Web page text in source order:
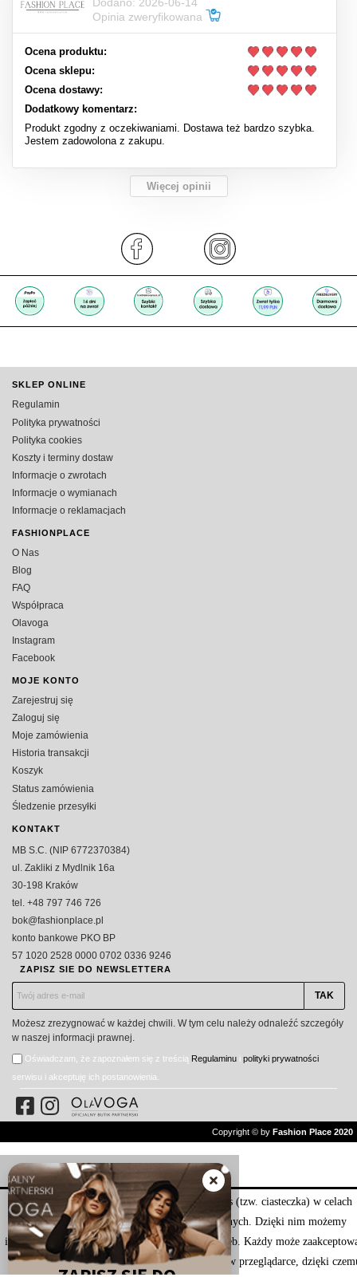
Nasza strona internetowa używa plików cookies (tzw. ciasteczka) w celach
statystycznych, reklamowych oraz funkcjonalnych. Dzięki nim możemy
indywidualnie dostosować stronę do twoich potrzeb. Każdy może
pliki cookies albo ma możliwość wyłączenia ich w przeglądarce, dzięki
Opinia zweryfikowana
Ocena produktu:
Ocena sklepu:
Ocena dostawy:
Dodatkowy komentarz:
Produkt zgodny z oczekiwaniami. Dostawa też bardzo szybka.
Jestem zadowolona z zakupu.
Więcej opinii
SKLEP ONLINE
Regulamin
Polityka prywatności
Polityka cookies
Koszty i terminy dostaw
Informacje o zwrotach
Informacje o wymianach
Informacje o reklamacjach
FASHIONPLACE
O Nas
Blog
FAQ
Współpraca
Olavoga
Instagram
Facebook
MOJE KONTO
Zarejestruj się
Zaloguj się
Moje zamówienia
Historia transakcji
Koszyk
Status zamówienia
Śledzenie przesyłki
KONTAKT
MB S.C. (NIP 6772370384)
ul. Zakliki z Mydlnik 16a
30-198 Kraków
tel. +48 797 746 726
bok@fashionplace.pl
konto bankowe PKO BP
57 1020 2528 0000 0702 0336 9246
ZAPISZ SIE DO NEWSLETTERA
Możesz zrezygnować w każdej chwili. W tym celu należy odnaleźć szczegóły
w naszej informacji prawnej.
Oświadczam, że zapoznałem się z treścią Regulaminu i polityki prywatności
serwisu i akceptuję ich postanowienia.
Copyright © by Fashion Place 2020